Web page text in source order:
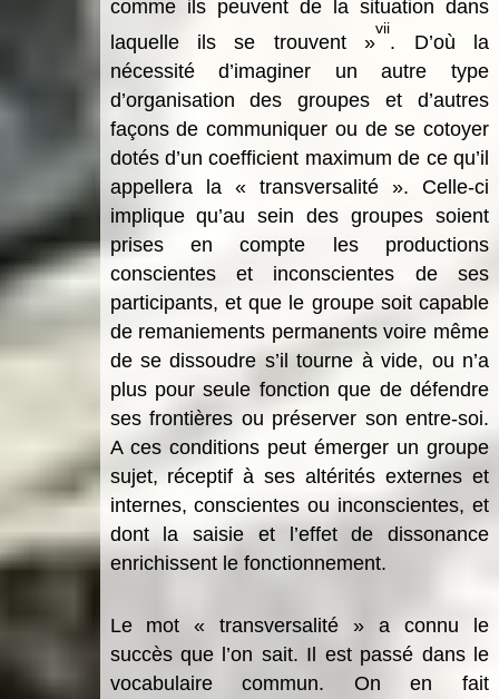
comme ils peuvent de la situation dans
laquelle ils se trouvent »
vii
. D’où la
nécessité d’imaginer un autre type
d’organisation des groupes et d’autres
façons de communiquer ou de se cotoyer
dotés d’un coefficient maximum de ce qu’il
appellera la « transversalité ». Celle-ci
implique qu’au sein des groupes soient
prises en compte les productions
conscientes et inconscientes de ses
participants, et que le groupe soit capable
de remaniements permanents voire même
de se dissoudre s’il tourne à vide, ou n’a
plus pour seule fonction que de défendre
ses frontières ou préserver son entre-soi.
A ces conditions peut émerger un groupe
sujet, réceptif à ses altérités externes et
internes, conscientes ou inconscientes, et
dont la saisie et l’effet de dissonance
enrichissent le fonctionnement.
Le mot « transversalité » a connu le
succès que l’on sait. Il est passé dans le
vocabulaire commun. On en fait